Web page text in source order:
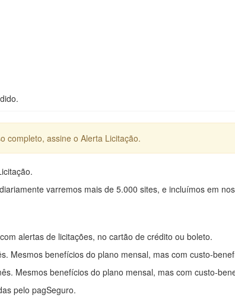
completo, assine o Alerta Licitação.
varremos mais de 5.000 sites, e incluímos em
alertas de licitações, no cartão de crédito ou boleto.
Mesmos benefícios do plano mensal, mas com custo-
Mesmos benefícios do plano mensal, mas com custo-
pelo pagSeguro.